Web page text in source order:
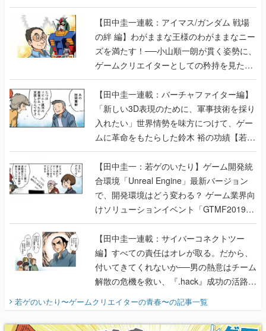
【田中圭一連載：アイマス/ガンダム 戦場
の絆 編】わがままな王様のわがままなニー
ズを満たす！──小山順一朗が貫く姿勢に、
ゲームクリエイターとしての矜持を見た
【若ゲのいたり最終回】
【田中圭一連載：バーチャファイター編】
「新しい3D表現のために、軍事技術を採り
入れたい」世界情勢を味方につけて、ゲー
ムに革命をもたらした鈴木 裕の功績【若ゲ
のいたり】
【田中圭一：若ゲのいたり】ゲーム開発統
合環境「Unreal Engine」最新バージョン
で、開発環境はどう変わる？ ゲーム業界向
けソリューションイベント「GTMF2019」
に行って、より理解を深めよう【PR】
【田中圭一連載：サイバーコネクトツー
編】すべての責任はオレが取る。だから、
付いてきてくれないか──男の熱意はチーム
解散の危機を救い、『.hack』成功の活路を
開く。業界の快男児・松山 洋に流れる血は
『少年ジャンプ』色だった【若ゲのいた
り】
若ゲのいたり〜ゲームクリエイターの青春〜の記事一覧